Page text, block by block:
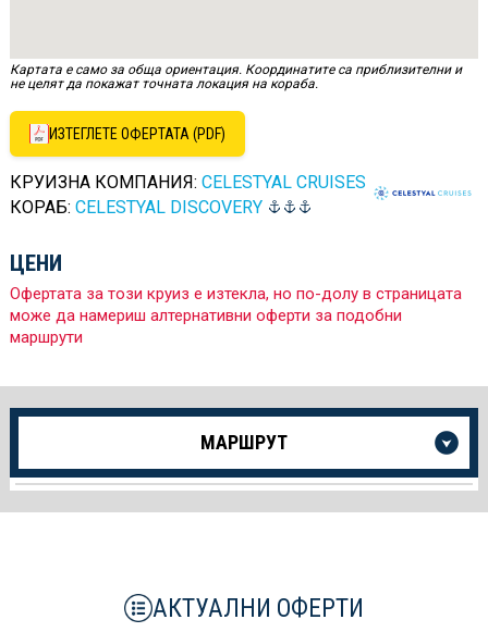
Картата е само за обща ориентация. Координатите са приблизителни и
не целят да покажат точната локация на кораба.
ИЗТЕГЛЕТЕ ОФЕРТАТА (PDF)
КРУИЗНА КОМПАНИЯ: CELESTYAL CRUISES
КОРАБ: CELESTYAL DISCOVERY
ЦЕНИ
Офертата за този круиз е изтекла, но по-долу в страницата
може да намериш алтернативни оферти за подобни
маршрути
Още
за
Круиза
МАРШРУТ
АКТУАЛНИ ОФЕРТИ